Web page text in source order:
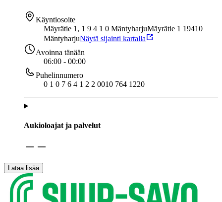
Käyntiosoite
Mäyrätie 1, 1 9 4 1 0 MäntyharjuMäyrätie 1 19410
MäntyharjuNäytä sijainti kartalla
Avoinna tänään
06:00 - 00:00
Puhelinnumero
0 1 0 7 6 4 1 2 2 0010 764 1220
Aukioloajat ja palvelut
Lataa lisää